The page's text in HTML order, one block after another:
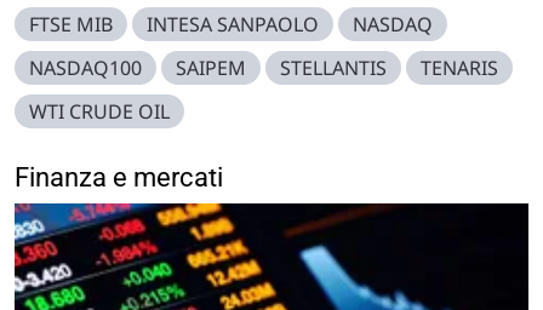
FTSE MIB INTESA SANPAOLO
NASDAQ
NASDAQ100
SAIPEM STELLANTIS
TENARIS
WTI CRUDE OIL
Finanza e mercati